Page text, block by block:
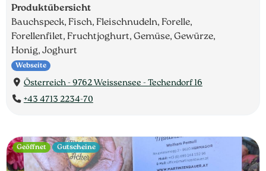
Produktübersicht
Bauchspeck, Fisch, Fleischnudeln, Forelle,
Forellenfilet, Fruchtjoghurt, Gemüse, Gewürze,
Honig, Joghurt
Webseite
Österreich - 9762 Weissensee - Techendorf 16
+43 4713 2234-70
Geöffnet Gutscheine